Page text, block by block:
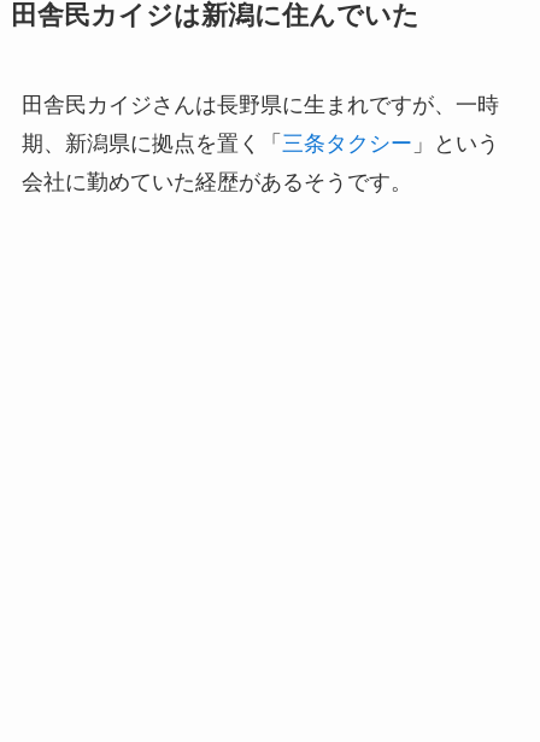
田舎民カイジは新潟に住んでいた
田舎民カイジさんは長野県に生まれですが、一時
期、新潟県に拠点を置く「 三条タクシー 」という
会社に勤めていた経歴があるそうです。